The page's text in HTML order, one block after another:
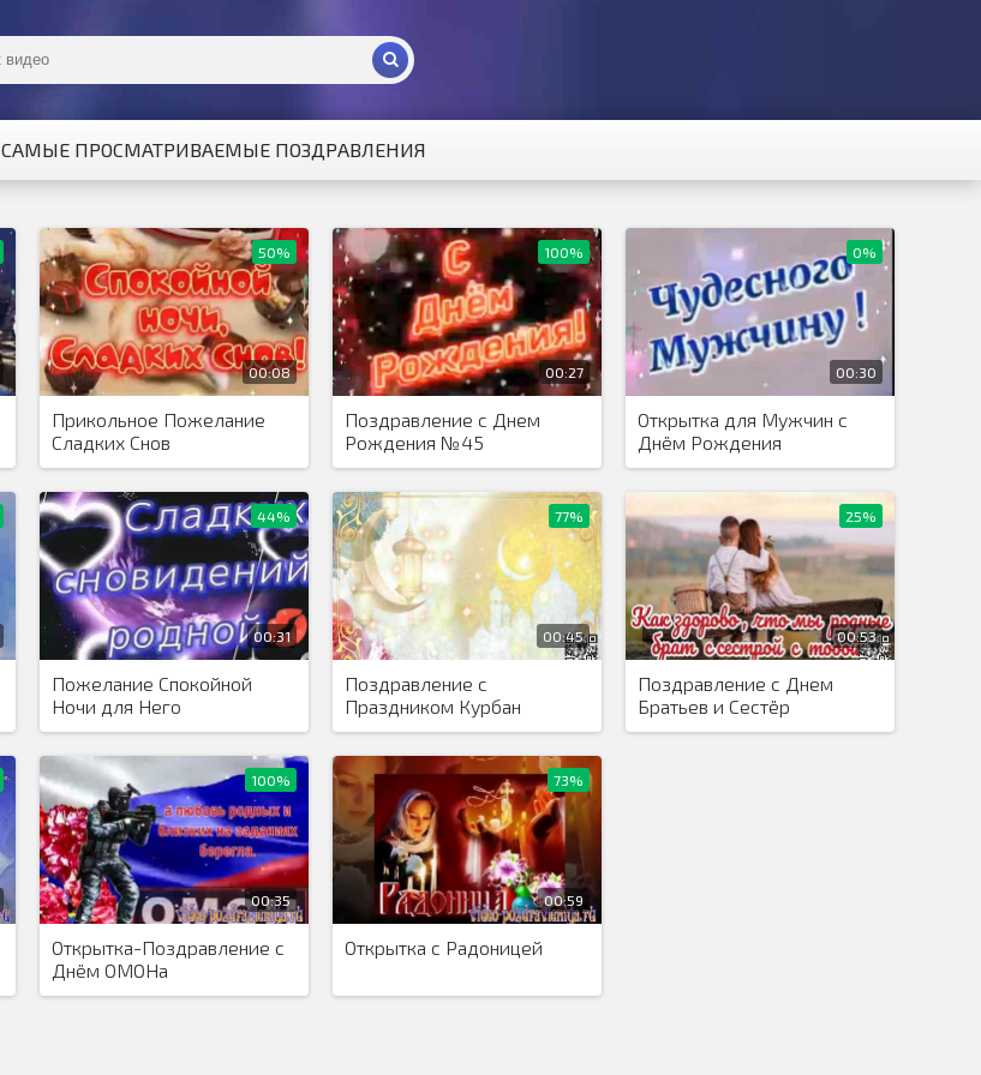
САМЫЕ ПРОСМАТРИВАЕМЫЕ ПОЗДРАВЛЕНИЯ
50%
00:08
Прикольное Пожелание
Сладких Снов
100%
00:27
Поздравление с Днем
Рождения №45
0%
00:30
Открытка для Мужчин с
Днём Рождения
44%
00:31
Пожелание Спокойной
Ночи для Него
77%
00:45
Поздравление с
Праздником Курбан
Байрам
25%
00:53
Поздравление с Днем
Братьев и Сестёр
100%
00:35
Открытка-Поздравление с
Днём ОМОНа
73%
00:59
Открытка с Радоницей